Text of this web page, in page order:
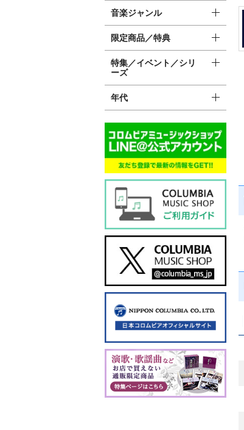
音楽ジャンル
限定商品／特典
特集／イベント／シリ
ーズ
年代